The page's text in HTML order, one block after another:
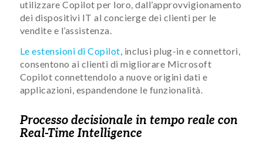
utilizzare Copilot per loro, dall’approvvigionamento
dei dispositivi IT al concierge dei clienti per le
vendite e l’assistenza.
Le estensioni di Copilot, inclusi plug-in e connettori,
consentono ai clienti di migliorare Microsoft
Copilot connettendolo a nuove origini dati e
applicazioni, espandendone le funzionalità.
Processo decisionale in tempo reale con
Real-Time Intelligence